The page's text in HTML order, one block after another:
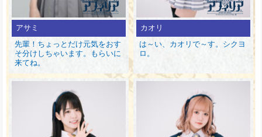
アサミ
先輩！ちょっとだけ元気をおす
そ分けしちゃいます。もらいに
来てね。
カオリ
は～い、カオリで～す。シクヨ
ロ。